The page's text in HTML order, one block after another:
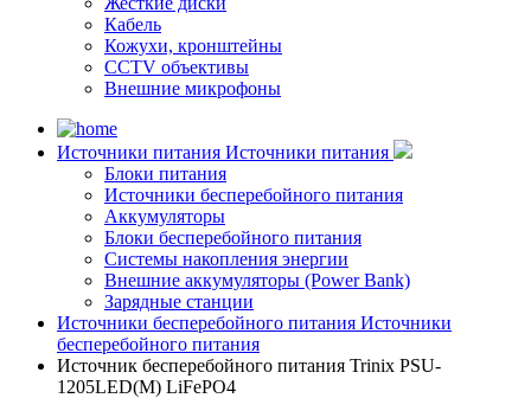
Кабель
Кожухи, кронштейны
CCTV объективы
Внешние микрофоны
Источники питания Источники питания
Блоки питания
Источники бесперебойного питания
Аккумуляторы
Блоки бесперебойного питания
Системы накопления энергии
Внешние аккумуляторы (Power Bank)
Зарядные станции
Источники бесперебойного питания Источники
бесперебойного питания
Источник бесперебойного питания Trinix PSU-
1205LED(M) LiFePO4